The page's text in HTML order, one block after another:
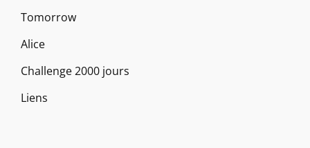
Tomorrow
Alice
Challenge 2000 jours
Liens